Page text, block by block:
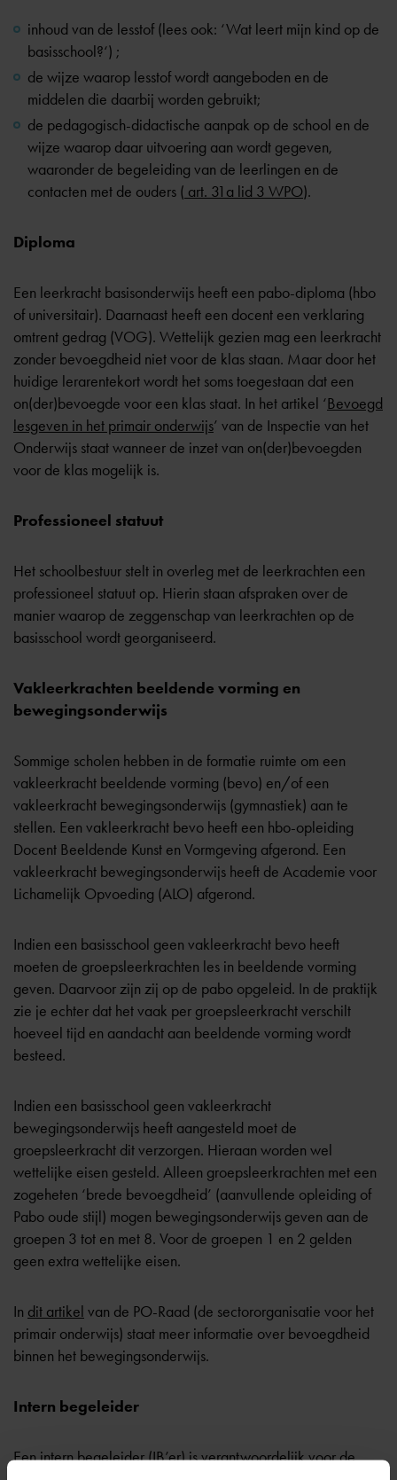
inhoud van de lesstof (lees ook: ‘Wat leert mijn kind op de
basisschool?‘) ;
de wijze waarop lesstof wordt aangeboden en de
middelen die daarbij worden gebruikt;
de pedagogisch-didactische aanpak op de school en de
wijze waarop daar uitvoering aan wordt gegeven,
waaronder de begeleiding van de leerlingen en de
contacten met de ouders ( art. 31a lid 3 WPO).
Diploma
Een leerkracht basisonderwijs heeft een pabo-diploma (hbo
of universitair). Daarnaast heeft een docent een verklaring
omtrent gedrag (VOG). Wettelijk gezien mag een leerkracht
zonder bevoegdheid niet voor de klas staan. Maar door het
huidige lerarentekort wordt het soms toegestaan dat een
on(der)bevoegde voor een klas staat. In het artikel ‘Bevoegd
lesgeven in het primair onderwijs’ van de Inspectie van het
Onderwijs staat wanneer de inzet van on(der)bevoegden
voor de klas mogelijk is.
Professioneel statuut
Het schoolbestuur stelt in overleg met de leerkrachten een
professioneel statuut op. Hierin staan afspraken over de
manier waarop de zeggenschap van leerkrachten op de
basisschool wordt georganiseerd.
Vakleerkrachten beeldende vorming en
bewegingsonderwijs
Sommige scholen hebben in de formatie ruimte om een
vakleerkracht beeldende vorming (bevo) en/of een
vakleerkracht bewegingsonderwijs (gymnastiek) aan te
stellen. Een vakleerkracht bevo heeft een hbo-opleiding
Docent Beeldende Kunst en Vormgeving afgerond. Een
vakleerkracht bewegingsonderwijs heeft de Academie voor
Lichamelijk Opvoeding (ALO) afgerond.
Indien een basisschool geen vakleerkracht bevo heeft
moeten de groepsleerkrachten les in beeldende vorming
geven. Daarvoor zijn zij op de pabo opgeleid. In de praktijk
zie je echter dat het vaak per groepsleerkracht verschilt
hoeveel tijd en aandacht aan beeldende vorming wordt
besteed.
Indien een basisschool geen vakleerkracht
bewegingsonderwijs heeft aangesteld moet de
groepsleerkracht dit verzorgen. Hieraan worden wel
wettelijke eisen gesteld. Alleen groepsleerkrachten met een
zogeheten ‘brede bevoegdheid’ (aanvullende opleiding of
Pabo oude stijl) mogen bewegingsonderwijs geven aan de
groepen 3 tot en met 8. Voor de groepen 1 en 2 gelden
geen extra wettelijke eisen.
In dit artikel van de PO-Raad (de sectororganisatie voor het
primair onderwijs) staat meer informatie over bevoegdheid
binnen het bewegingsonderwijs.
Intern begeleider
Eenintern begeleider(IB’er) is verantwoordelijk voor de